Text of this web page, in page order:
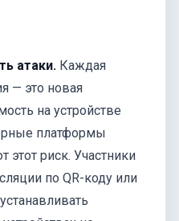
атаки. Каждая
— это новая
на устройстве
платформы
риск. Участники
по QR-коду или